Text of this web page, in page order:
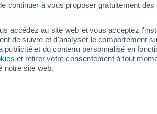
continuer à vous proposer gratuitement
accédez au site web et vous acceptez
de suivre et d'analyser le comportement
et du contenu personnalisé en
et retirer votre consentement à tout
notre site web.
les localités de
plus visitées de la province de